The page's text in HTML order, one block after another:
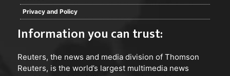
जिससे थक हार कर प्रार्थी गणों ने अंबेडकर नगर पुलिस अधीक्षक से
न्याय की गुहार लगाते हुए कानूनी कार्रवाई करने की मांग की है
प्रार्थीगडो ने कहा ऐसी कृत्य करने वाले के खिलाफ प्रशासन को
Privacy and Policy
Information you can trust:
Reuters, the news and media division of Thomson
Reuters, is the world’s largest multimedia news